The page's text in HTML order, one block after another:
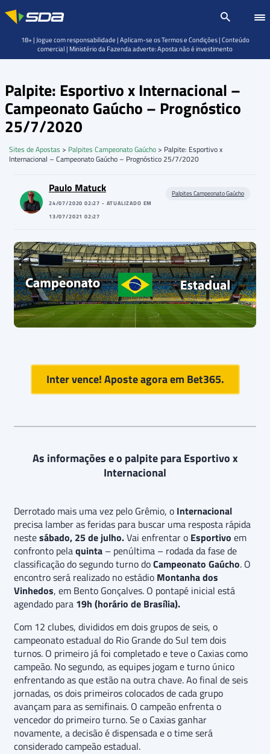
Palpite: Esportivo x Internacional –
Campeonato Gaúcho – Prognóstico
25/7/2020
Sites de Apostas > Palpites Campeonato Gaúcho > Palpite: Esportivo x
Internacional – Campeonato Gaúcho – Prognóstico 25/7/2020
Paulo Matuck
24/07/2020 02:27 - ATUALIZADO EM
13/07/2021 02:27
Palpites Campeonato Gaúcho
Inter vence! Aposte agora em Bet365.
As informações e o palpite para Esportivo x
Internacional
Derrotado mais uma vez pelo Grêmio, o Internacional
precisa lamber as feridas para buscar uma resposta rápida
nestesábado, 25 de julho.Vai enfrentar o Esportivo em
confronto pelaquinta – penúltima – rodada da fase de
classificação do segundo turno doCampeonato Gaúcho. O
encontro será realizado no estádio Montanha dos
Vinhedos, em Bento Gonçalves. O pontapé inicial está
agendado para 19h (horário de Brasília).
Com 12 clubes, divididos em dois grupos de seis, o
campeonato estadual do Rio Grande do Sul tem dois
turnos. O primeiro já foi completado e teve o Caxias como
campeão. No segundo, as equipes jogam e turno único
enfrentando as que estão na outra chave. Ao final de seis
jornadas, os dois primeiros colocados de cada grupo
avançam para as semifinais. O campeão enfrenta o
vencedor do primeiro turno. Se o Caxias ganhar
novamente, a decisão é dispensada e o time será
considerado campeão estadual.
18+ | Jogue com responsabilidade | Aplicam-se os Termos e Condições | Conteúdo
comercial | Ministério da Fazenda adverte: Aposta não é investimento